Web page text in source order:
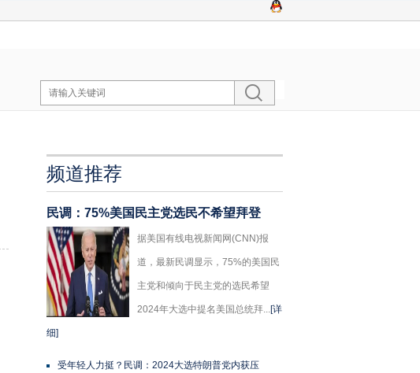
频道推荐
民调：75%美国民主党选民不希望拜登
据美国有线电视新闻网(CNN)报
道，最新民调显示，75%的美国民
主党和倾向于民主党的选民希望
2024年大选中提名美国总统拜...[详
细]
受年轻人力挺？民调：2024大选特朗普党内获压